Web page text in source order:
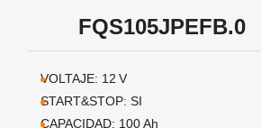
FQS105JPEFB.0
VOLTAJE: 12 V
START&STOP: SI
CAPACIDAD: 100Ah